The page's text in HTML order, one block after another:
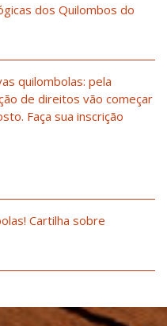
dos Quilombos do
quilombolas: pela
de direitos vão começar
Faça sua inscrição
Cartilha sobre